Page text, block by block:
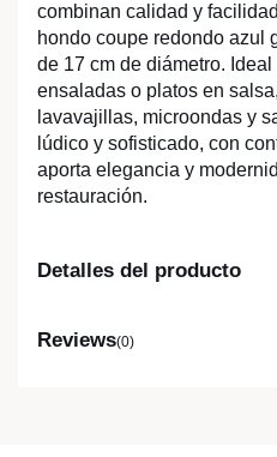
combinan calidad y
hondo coupe redondo azul
de 17 cm de diámetro.
ensaladas o platos en
lavavajillas, microondas y
lúdico y sofisticado, con
aporta elegancia y
restauración.
Detalles del producto
Reviews(0)